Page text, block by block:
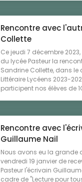
Rencontre avec
Collette
Ce jeudi 7 décembre
du lycée Pasteur la
Sandrine Collette, dans le
Littéraire Lycéens 2023-
participent nos élèves de
Rencontre avec
Guillaume Nail
Nous avons eu la grande
vendredi 19 janvier de
Pasteur l'écrivain
cadre de "Lecture pour